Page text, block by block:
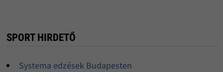
SPORT HIRDETŐ
Systema edzések Budapesten